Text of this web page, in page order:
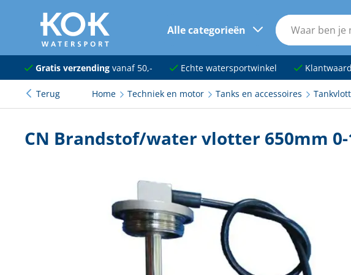
naar hoofdinhoud
Alle categorieën
Navigatie
Dekuitrusting
Kleding en schoenen
Kajuit en kombuis
Gratis verzendingvanaf 50,- Echte watersportwinkel
Terug Home Techniek en motor Tanks en accessoires
CN Brandstof/water vlotter 650mm 0-